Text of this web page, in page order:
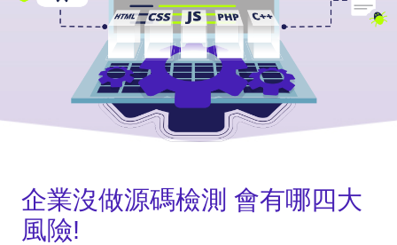
企業沒做源碼檢測 會有哪四大
風險!